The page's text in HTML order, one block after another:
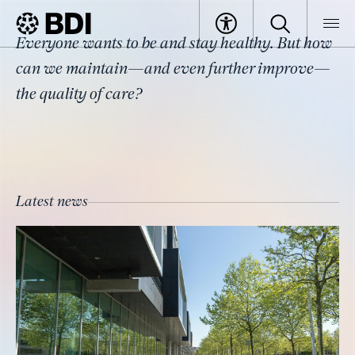
BDI Topics
Topic
German Health Policy
Everyone wants to be and stay healthy. But how
can we maintain—and even further improve—
the quality of care?
Latest news